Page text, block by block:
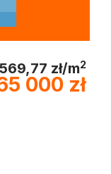
zł/m2
000 zł